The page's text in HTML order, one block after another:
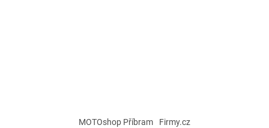
MOTOshop Příbram Firmy.cz